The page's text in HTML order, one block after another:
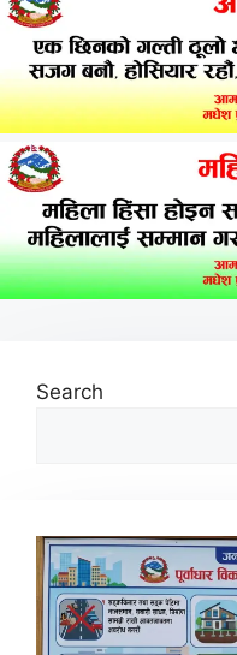
Search